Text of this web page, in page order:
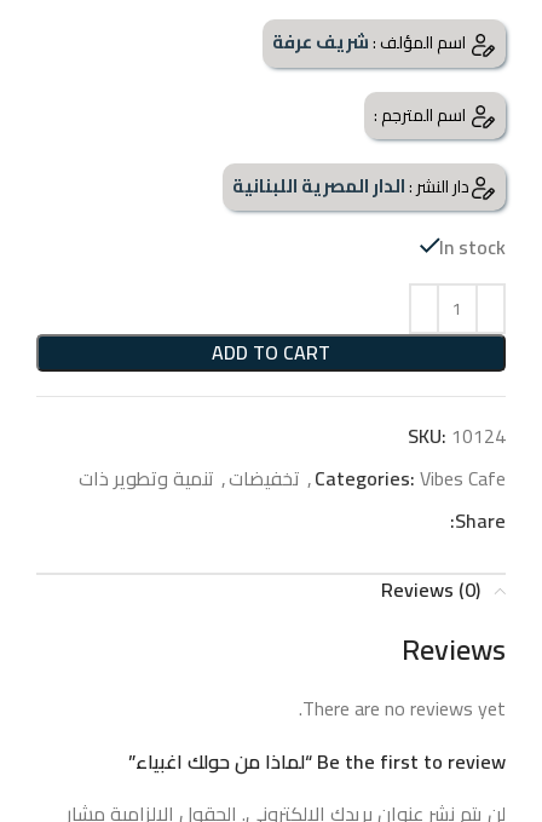
اسم المؤلف :شريف عرفة
اسم المترجم :
دار النشر :الدار المصرية اللبنانية
In stock
ADD TO CART
SKU: 10124
Categories:Vibes Cafe
, تخفيضات, تنمية وتطوير ذات
Share:
Reviews (0)
Reviews
There are no reviews yet.
Be the first to review “لماذا من حولك اغبياء”
لن يتم نشر عنوان بريدك الإلكتروني. الحقول الإلزامية مشار